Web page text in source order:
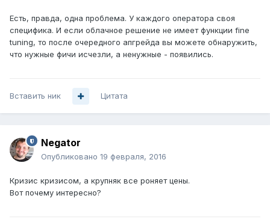
Есть, правда, одна проблема. У каждого оператора своя
специфика. И если облачное решение не имеет функции fine
tuning, то после очередного апгрейда вы можете обнаружить,
что нужные фичи исчезли, а ненужные - появились.
Вставить ник Цитата
Negator
Опубликовано 19 февраля, 2016
Кризис кризисом, а крупняк все роняет цены.
Вот почему интересно?